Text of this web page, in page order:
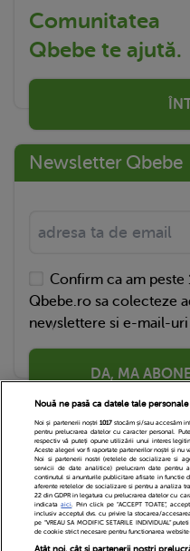
Comunitatea
Qbebe te ajută.
Newsletter Qbebe
Confirm ca am peste
Qbebe.ro sa colecteze
newslettere si e-mail-
DA, MA
Echipa Editoriala
Nouă ne pasă ca datele tale
Noi și partenerii noștri 1017stocăm și/sau accesăm
pentru prelucrarea datelor cu caracter personal.
respectiv vă puteți opune utilizării unui interes
Aceste alegeri vor fi raportate partenerilor noștri și nu
Noi si partenerii nostri (retelele de socializare si
servicii de date analitice) prelucram date pentru
continutul si anunturile publicitare afisate in functie
aferente retelelor de socializare si pentru a analiza
22 din GDPR in legatura cu prelucrarea datelor cu
indicataaici. Prin click pe “ACCEPT TOATE”,
inclusiv acceptul dvs. cu privire la stocarea/
pe “VREAU SA MODIFIC SETARILE INDIVIDUAL”
de cookie strict necesare pentru functionarea
Atât noi, cât și partenerii noștri